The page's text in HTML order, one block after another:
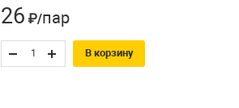
26 ₽/пар
В корзину